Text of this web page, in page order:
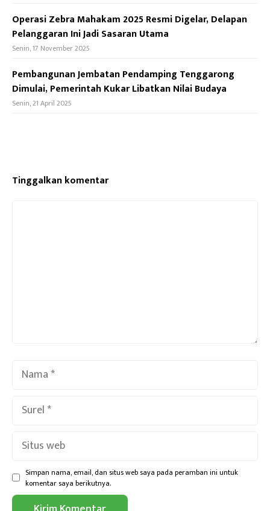
Operasi Zebra Mahakam 2025 Resmi Digelar, Delapan
Pelanggaran Ini Jadi Sasaran Utama
Senin, 17 November 2025
Pembangunan Jembatan Pendamping Tenggarong
Dimulai, Pemerintah Kukar Libatkan Nilai Budaya
Senin, 21 April 2025
Tinggalkan komentar
web
Simpan nama, email, dan situs web saya pada peramban ini untuk
komentar saya berikutnya.